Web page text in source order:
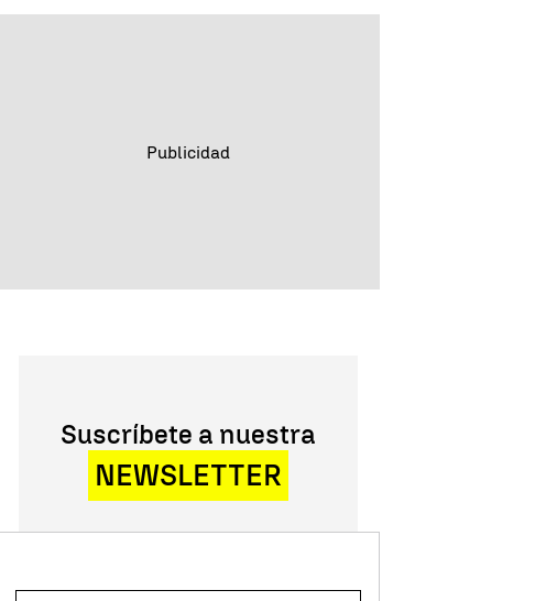
Suscríbete a nuestra
NEWSLETTER